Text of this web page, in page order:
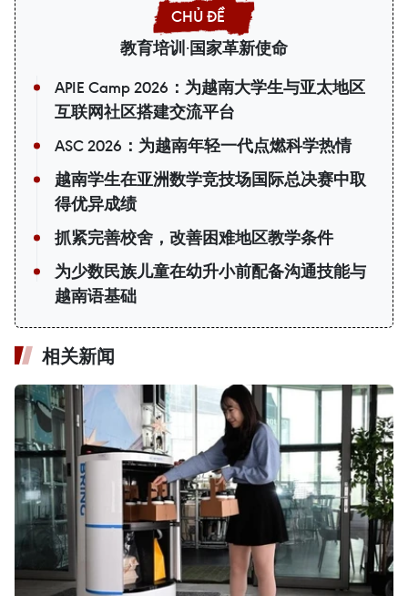
教育培训·国家革新使命
APIE Camp 2026：为越南大学生与亚太地区
互联网社区搭建交流平台
ASC 2026：为越南年轻一代点燃科学热情
越南学生在亚洲数学竞技场国际总决赛中取
得优异成绩
抓紧完善校舍，改善困难地区教学条件
为少数民族儿童在幼升小前配备沟通技能与
越南语基础
相关新闻